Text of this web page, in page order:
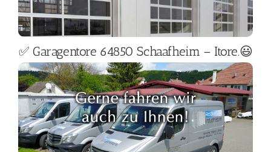
✅ Garagentore 64850 Schaafheim – Itore.😃